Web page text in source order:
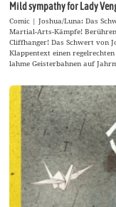
Mild sympathy for Lady
Comic | Joshua/Luna: Das
Martial-Arts-Kämpfe!
Cliffhanger! Das Schwert von
Klappentext einen
lahme Geisterbahnen auf